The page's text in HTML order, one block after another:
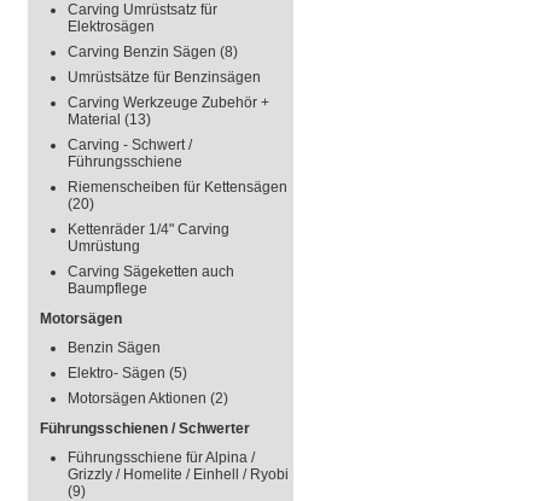
Carving Umrüstsatz für
Elektrosägen
Carving Benzin Sägen (8)
Umrüstsätze für Benzinsägen
Carving Werkzeuge Zubehör +
Material (13)
Carving - Schwert /
Führungsschiene
Riemenscheiben für Kettensägen
(20)
Kettenräder 1/4" Carving
Umrüstung
Carving Sägeketten auch
Baumpflege
Motorsägen
Benzin Sägen
Elektro- Sägen (5)
Motorsägen Aktionen (2)
Führungsschienen / Schwerter
Führungsschiene für Alpina /
Grizzly / Homelite / Einhell / Ryobi
(9)